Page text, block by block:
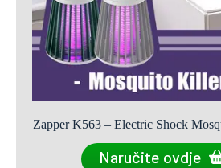
Zapper K563 – Electric Shock
Naručite ovdje